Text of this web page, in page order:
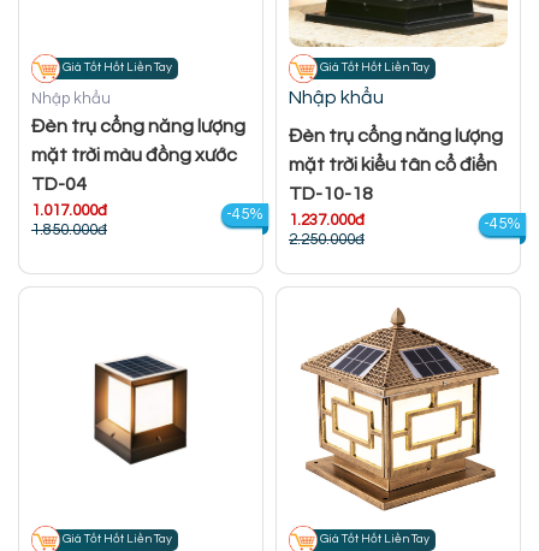
Giá Tốt Hốt Liền Tay
Nhập khẩu
Đèn trụ cổng năng lượng
mặt trời màu đồng xước
TD-04
1.017.000đ
1.850.000đ
-45%
Giá Tốt Hốt Liền Tay
Nhập khẩu
Đèn trụ cổng năng lượng
mặt trời kiểu tân cổ điển
TD-10-18
1.237.000đ
2.250.000đ
-45%
Giá Tốt Hốt Liền Tay Giá Tốt Hốt Liền Tay